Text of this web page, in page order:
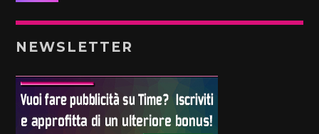
NEWSLETTER